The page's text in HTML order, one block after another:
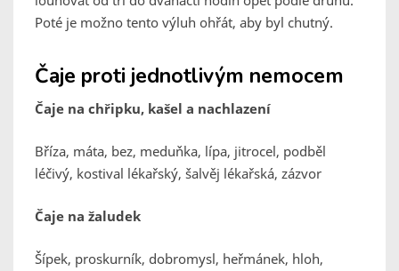
Poté je možno tento výluh ohřát, aby byl chutný.
Čaje proti jednotlivým nemocem
Čaje na chřipku, kašel a nachlazení
Bříza, máta, bez, meduňka, lípa, jitrocel, podběl
léčivý, kostival lékařský, šalvěj lékařská, zázvor
Čaje na žaludek
Šípek, proskurník, dobromysl, heřmánek, hloh,